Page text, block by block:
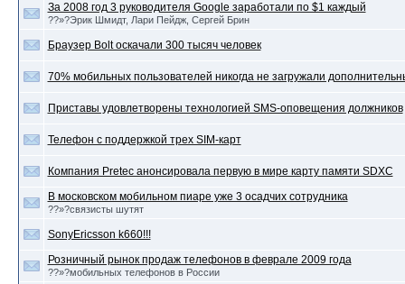
За 2008 год 3 руководителя Google заработали по $1 каждый
??»?Эрик Шмидт, Лари Пейдж, Сергей Брин
Браузер Bolt оскачали 300 тысяч человек
70% мобильных пользователей никогда не загружали
Приставы удовлетворены технологией SMS-оповещения должников
Телефон с поддержкой трех SIM-карт
Компания Pretec анонсировала первую в мире карту памяти SDXC
В московском мобильном пиаре уже 3 осадчих сотрудника
??»?связисты шутят
SonyEricsson k660!!!
Розничный рынок продаж телефонов в феврале 2009 года
??»?мобильных телефонов в России